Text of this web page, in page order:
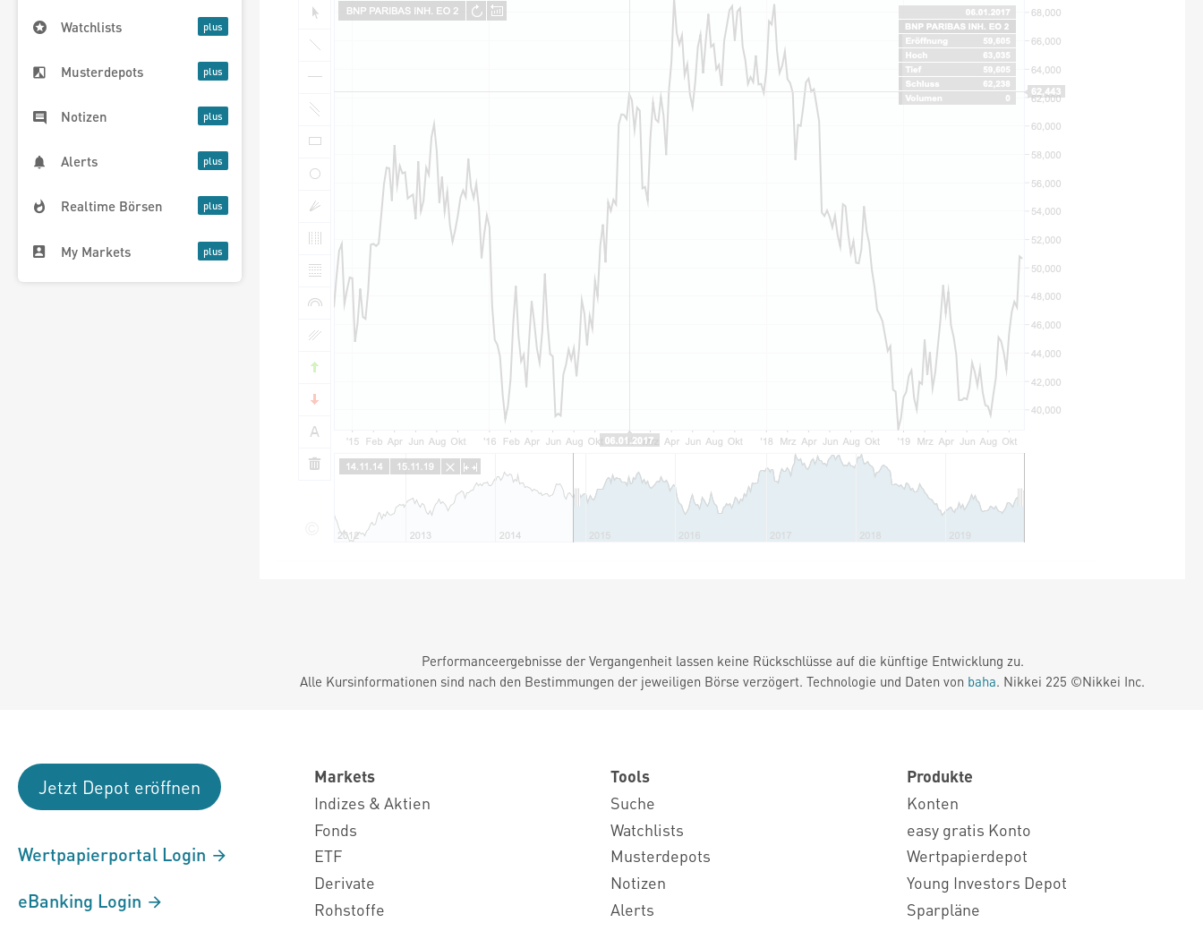
Watchlists
Musterdepots
Notizen
Alerts
Realtime Börsen
My Markets
Performanceergebnisse der Vergangenheit lassen keine Rückschlüsse auf die künftige Entwicklung zu.
Alle Kursinformationen sind nach den Bestimmungen der jeweiligen Börse verzögert. Technologie und Daten von baha. Nikkei 225 ©Nikkei Inc.
Jetzt Depot eröffnen
Wertpapierportal Login
eBanking Login
Markets
Indizes & Aktien
Fonds
ETF
Derivate
Rohstoffe
Tools
Suche
Watchlists
Musterdepots
Notizen
Alerts
Produkte
Konten
easy gratis Konto
Wertpapierdepot
Young Investors Depot
Sparpläne